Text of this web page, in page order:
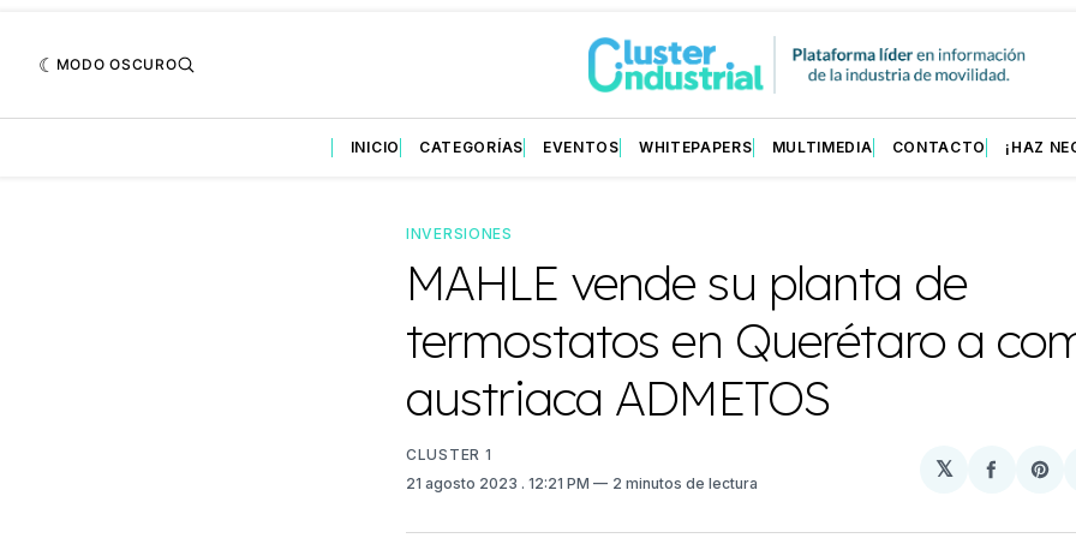
MODO OSCURO
INICIO CATEGORÍAS EVENTOS WHITEPAPERS MULTIMEDIA CONTACTO ¡HAZ
INVERSIONES
MAHLE vende su planta de
termostatos en Querétaro a
austriaca ADMETOS
CLUSTER 1
21 agosto 2023 . 12:21 PM 2 minutos de lectura
𝕏